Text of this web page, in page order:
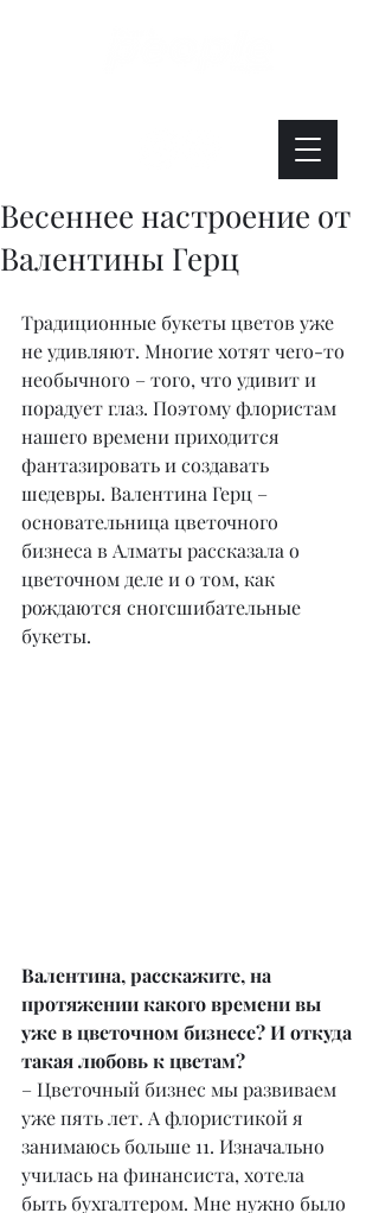
Весеннее настроение от
Валентины Герц
Традиционные букеты цветов уже
не удивляют. Многие хотят чего-то
необычного – того, что удивит и
порадует глаз. Поэтому флористам
нашего времени приходится
фантазировать и создавать
шедевры. Валентина Герц –
основательница цветочного
бизнеса в Алматы рассказала о
цветочном деле и о том, как
рождаются сногсшибательные
букеты.
Валентина, расскажите, на
протяжении какого времени вы
уже в цветочном бизнесе? И откуда
такая любовь к цветам?
– Цветочный бизнес мы развиваем
уже пять лет. А флористикой я
занимаюсь больше 11. Изначально
училась на финансиста, хотела
быть бухгалтером. Мне нужно было